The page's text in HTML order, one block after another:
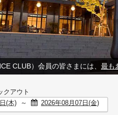
CLUB）会員の皆さまには、 最も
クアウト
～